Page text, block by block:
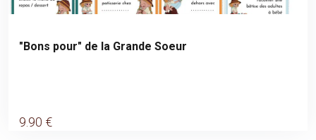
"Bons pour" de la Grande Soeur
9 .90 €